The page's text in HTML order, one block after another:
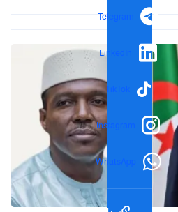
Telegram
LinkedIn
TikTok
Instagram
WhatsApp